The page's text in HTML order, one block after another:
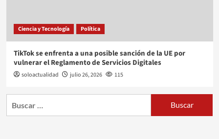
Ciencia y Tecnología Política
TikTok se enfrenta a una posible sanción de la UE por
vulnerar el Reglamento de Servicios Digitales
soloactualidad julio 26, 2026 115